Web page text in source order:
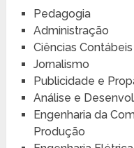
Pedagogia
Administração
Ciências Contábeis
Jornalismo
Publicidade e
Análise e
Engenharia da
Produção